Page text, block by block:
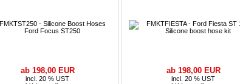
ab 198,00 EUR
incl. 20 % UST
ab 198,00 EUR
incl. 20 % UST